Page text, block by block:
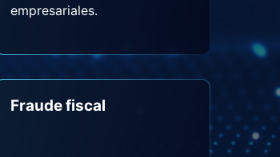
empresariales.
Fraude fiscal